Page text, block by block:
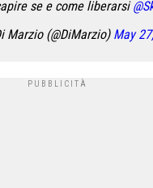
se e come liberarsi
Marzio (@DiMarzio) May